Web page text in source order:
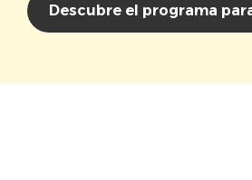
Descubre el programa